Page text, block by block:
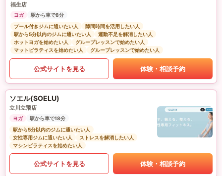
福生店
ヨガ
駅から車で8分
プール付きジムに通いたい人
隙間時間を活用したい人
駅から5分以内のジムに通いたい人
運動不足を解消したい人
ホットヨガを始めたい人
グループレッスンで始めたい人
マットピラティスを始めたい人
グループレッスンで始めたい人
公式サイトを見る 体験・相談予約
ソエル(SOELU)
立川立飛店
ヨガ
駅から車で18分
駅から5分以内のジムに通いたい人
女性専用ジムに通いたい人
ストレスを解消したい人
マシンピラティスを始めたい人
公式サイトを見る 体験・相談予約